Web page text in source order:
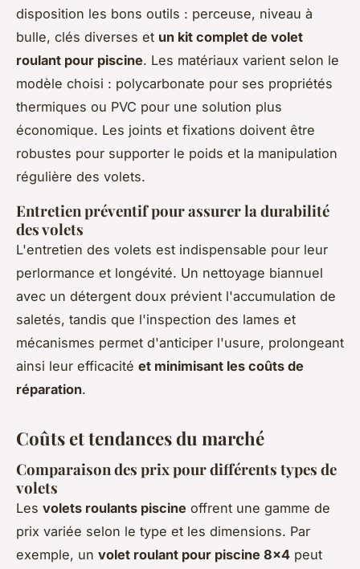
disposition les bons outils : perceuse, niveau à
bulle, clés diverses et un kit complet de volet
roulant pour piscine. Les matériaux varient selon le
modèle choisi : polycarbonate pour ses propriétés
thermiques ou PVC pour une solution plus
économique. Les joints et fixations doivent être
robustes pour supporter le poids et la manipulation
régulière des volets.
Entretien préventif pour assurer la durabilité
des volets
L'entretien des volets est indispensable pour leur
perlormance et longévité. Un nettoyage biannuel
avec un détergent doux prévient l'accumulation de
saletés, tandis que l'inspection des lames et
mécanismes permet d'anticiper l'usure, prolongeant
ainsi leur efficacité et minimisant les coûts de
réparation.
Coûts et tendances du marché
Comparaison des prix pour différents types de
volets
Les volets roulants piscine offrent une gamme de
prix variée selon le type et les dimensions. Par
exemple, un volet roulant pour piscine 8x4 peut